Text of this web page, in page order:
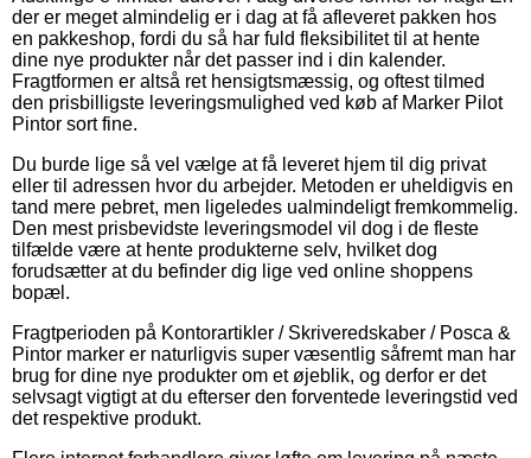
der er meget almindelig er i dag at få afleveret pakken hos
en pakkeshop, fordi du så har fuld fleksibilitet til at hente
dine nye produkter når det passer ind i din kalender.
Fragtformen er altså ret hensigtsmæssig, og oftest tilmed
den prisbilligste leveringsmulighed ved køb af Marker Pilot
Pintor sort fine.
Du burde lige så vel vælge at få leveret hjem til dig privat
eller til adressen hvor du arbejder. Metoden er uheldigvis en
tand mere pebret, men ligeledes ualmindeligt fremkommelig.
Den mest prisbevidste leveringsmodel vil dog i de fleste
tilfælde være at hente produkterne selv, hvilket dog
forudsætter at du befinder dig lige ved online shoppens
bopæl.
Fragtperioden på Kontorartikler / Skriveredskaber / Posca &
Pintor marker er naturligvis super væsentlig såfremt man har
brug for dine nye produkter om et øjeblik, og derfor er det
selvsagt vigtigt at du efterser den forventede leveringstid ved
det respektive produkt.